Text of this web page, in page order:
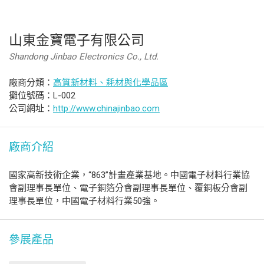
山東金寶電子有限公司
Shandong Jinbao Electronics Co., Ltd.
廠商分類： 高質新材料、耗材與化學品區
攤位號碼：L-002
公司網址： http://www.chinajinbao.com
廠商介紹
國家高新技術企業，“863”計畫產業基地。中國電子材料行業協
會副理事長單位、電子銅箔分會副理事長單位、覆銅板分會副
理事長單位，中國電子材料行業50強。
參展產品